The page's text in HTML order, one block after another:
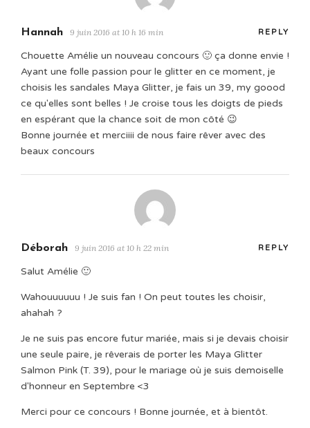
Hannah 9 juin 2016 at 10 h 16 min REPLY
Chouette Amélie un nouveau concours 🙂 ça donne envie !
Ayant une folle passion pour le glitter en ce moment, je
choisis les sandales Maya Glitter, je fais un 39, my goood
ce qu'elles sont belles ! Je croise tous les doigts de pieds
en espérant que la chance soit de mon côté 😉
Bonne journée et merciiii de nous faire rêver avec des
beaux concours
Déborah 9 juin 2016 at 10 h 22 min REPLY
Salut Amélie 🙂
Wahouuuuuu ! Je suis fan ! On peut toutes les choisir,
ahahah ?
Je ne suis pas encore futur mariée, mais si je devais choisir
une seule paire, je rêverais de porter les Maya Glitter
Salmon Pink (T. 39), pour le mariage où je suis demoiselle
d'honneur en Septembre <3
Merci pour ce concours ! Bonne journée, et à bientôt.